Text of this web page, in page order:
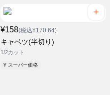
¥158(税込¥170.64)
キャベツ(半切り)
1/2カット
¥ スーパー価格